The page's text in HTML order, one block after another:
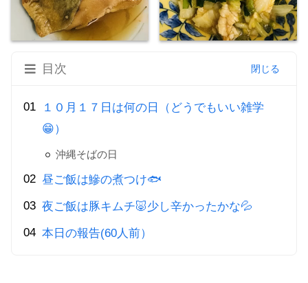
目次
１０月１７日は何の日（どうでもいい雑学
😁）
沖縄そばの日
昼ご飯は鰺の煮つけ🐟
夜ご飯は豚キムチ🐷少し辛かったかな💦
本日の報告(60人前）